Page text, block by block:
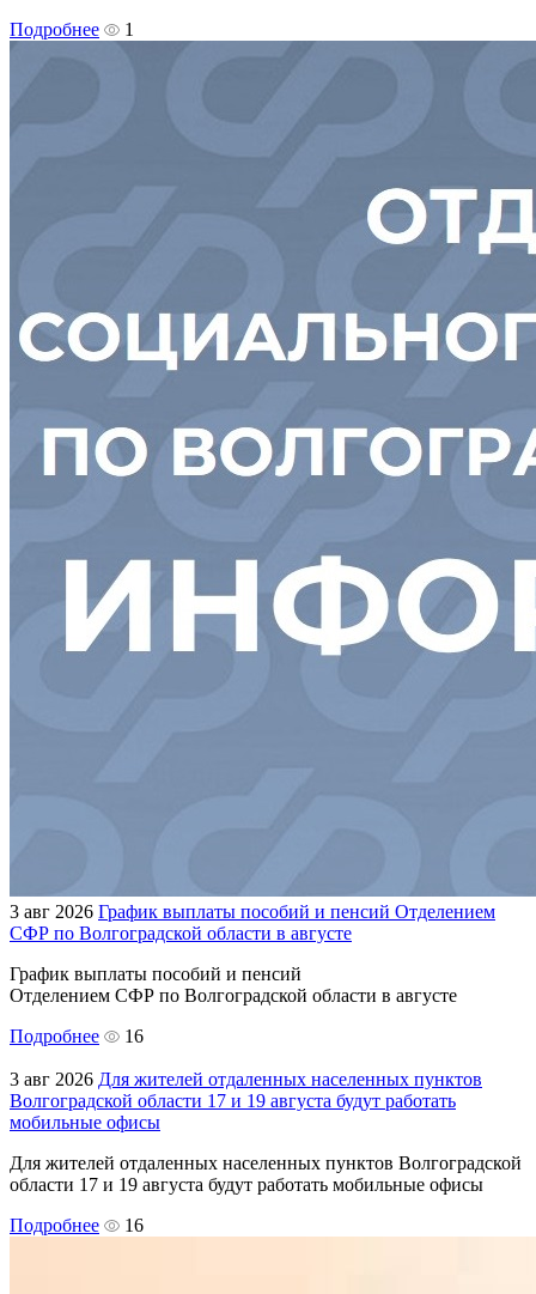
Подробнее
1
3 авг 2026 График выплаты пособий и пенсий Отделением
СФР по Волгоградской области в августе
График выплаты пособий и пенсий
Отделением СФР по Волгоградской области в августе
Подробнее
16
3 авг 2026 Для жителей отдаленных населенных пунктов
Волгоградской области 17 и 19 августа будут работать
мобильные офисы
Для жителей отдаленных населенных пунктов Волгоградской
области 17 и 19 августа будут работать мобильные офисы
Подробнее
16